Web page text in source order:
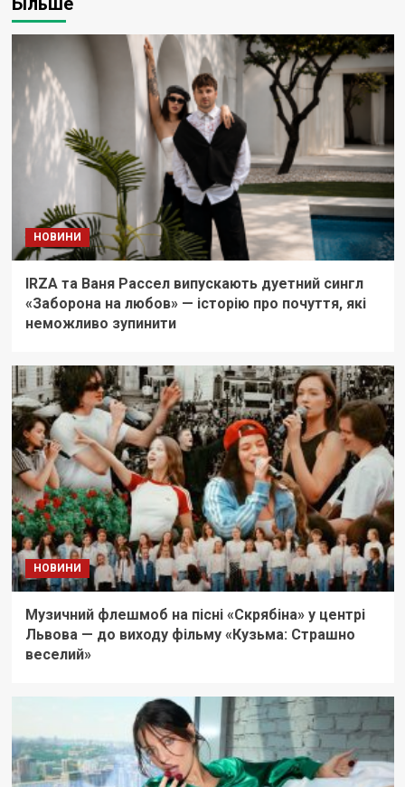
НОВИНИ
IRZA та Ваня Рассел випускають дуетний сингл
«Заборона на любов» — історію про почуття, які
неможливо зупинити
НОВИНИ
Музичний флешмоб на пісні «Скрябіна» у центрі
Львова — до виходу фільму «Кузьма: Страшно
веселий»